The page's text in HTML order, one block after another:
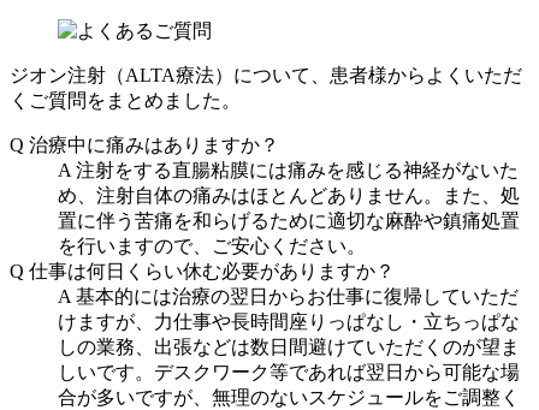
ジオン注射（ALTA療法）について、患者様からよくいただ
くご質問をまとめました。
Q 治療中に痛みはありますか？
A 注射をする直腸粘膜には痛みを感じる神経がないた
め、注射自体の痛みはほとんどありません。また、処
置に伴う苦痛を和らげるために適切な麻酔や鎮痛処置
を行いますので、ご安心ください。
Q 仕事は何日くらい休む必要がありますか？
A 基本的には治療の翌日からお仕事に復帰していただ
けますが、力仕事や長時間座りっぱなし・立ちっぱな
しの業務、出張などは数日間避けていただくのが望ま
しいです。デスクワーク等であれば翌日から可能な場
合が多いですが、無理のないスケジュールをご調整く